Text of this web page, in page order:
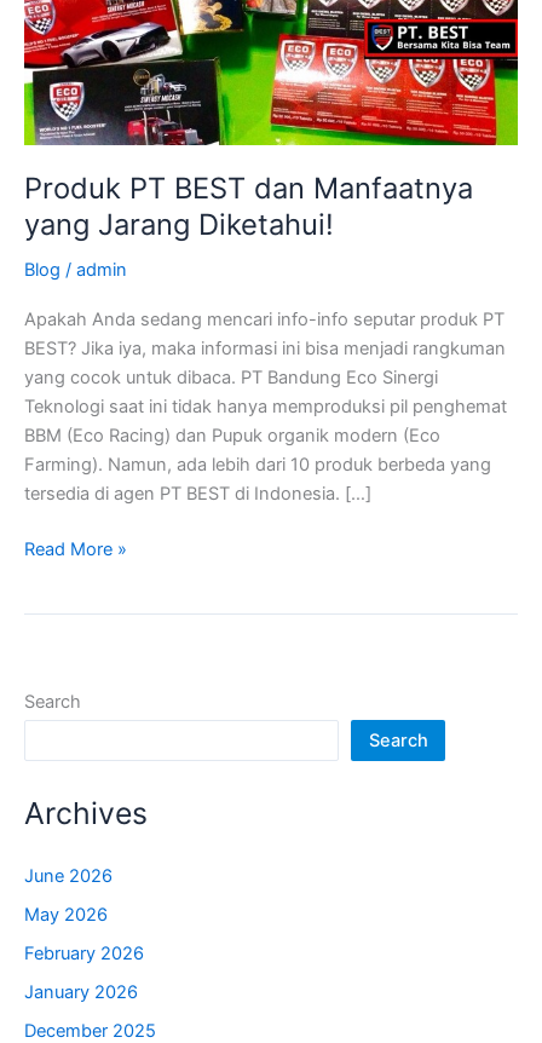
Produk PT BEST dan Manfaatnya
yang Jarang Diketahui!
Blog / admin
Apakah Anda sedang mencari info-info seputar produk PT
BEST? Jika iya, maka informasi ini bisa menjadi rangkuman
yang cocok untuk dibaca. PT Bandung Eco Sinergi
Teknologi saat ini tidak hanya memproduksi pil penghemat
BBM (Eco Racing) dan Pupuk organik modern (Eco
Farming). Namun, ada lebih dari 10 produk berbeda yang
tersedia di agen PT BEST di Indonesia. […]
Read More »
Search
Search
Archives
June 2026
May 2026
February 2026
January 2026
December 2025